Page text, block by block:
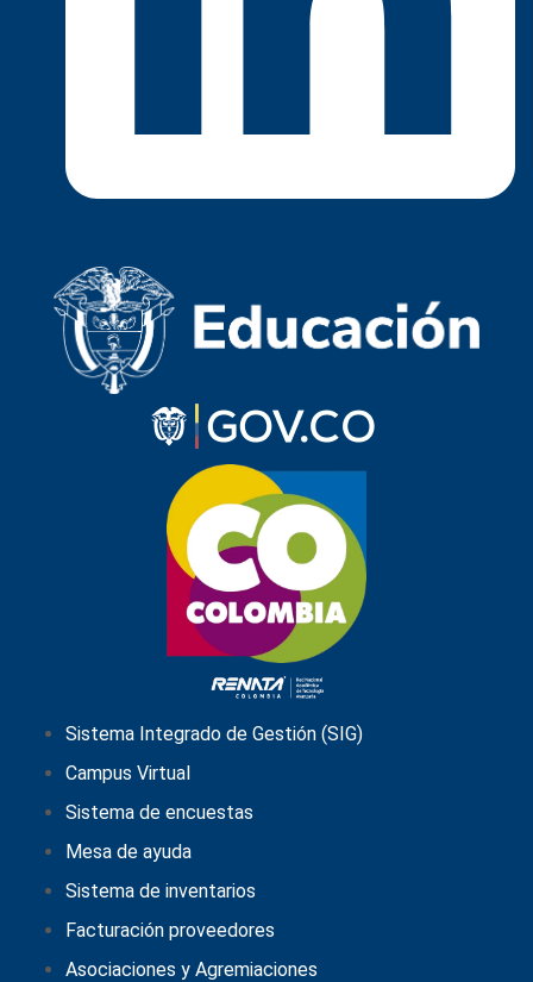
Sistema Integrado de Gestión (SIG)
Campus Virtual
Sistema de encuestas
Mesa de ayuda
Sistema de inventarios
Facturación proveedores
Asociaciones y Agremiaciones